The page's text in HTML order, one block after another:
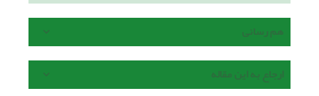
هم رسانی
ارجاع به این مقاله